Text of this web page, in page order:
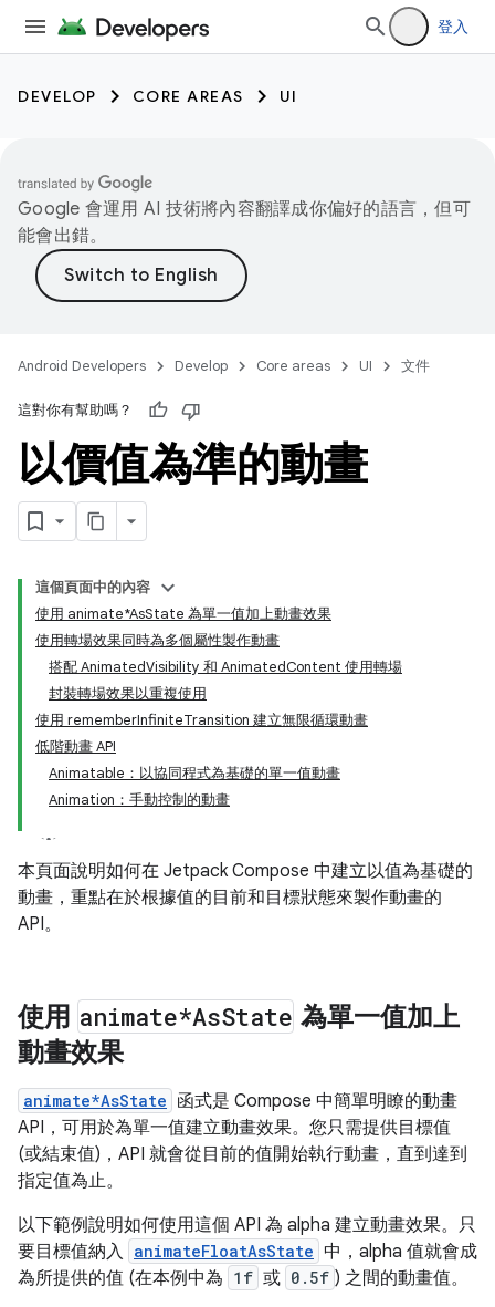
登入
DEVELOP CORE AREAS UI
Google 會運用 AI 技術將內容翻譯成你偏好的語言，但可
能會出錯。
Android Developers Develop Core areas UI 文件
這對你有幫助嗎？
以價值為準的動畫
這個頁面中的內容
使用 animate*AsState 為單一值加上動畫效果
使用轉場效果同時為多個屬性製作動畫
搭配 AnimatedVisibility 和 AnimatedContent 使用轉場
封裝轉場效果以重複使用
使用 rememberInfiniteTransition 建立無限循環動畫
低階動畫 API
Animatable：以協同程式為基礎的單一值動畫
Animation：手動控制的動畫
本頁面說明如何在 Jetpack Compose 中建立以值為基礎的
動畫，重點在於根據值的目前和目標狀態來製作動畫的
API。
使用 animate*AsState 為單一值加上
動畫效果
animate*AsState 函式是 Compose 中簡單明瞭的動畫
API，可用於為單一值建立動畫效果。您只需提供目標值
(或結束值)，API 就會從目前的值開始執行動畫，直到達到
指定值為止。
以下範例說明如何使用這個 API 為 alpha 建立動畫效果。只
要目標值納入 animateFloatAsState 中，alpha 值就會成
為所提供的值 (在本例中為 1f 或 0.5f ) 之間的動畫值。